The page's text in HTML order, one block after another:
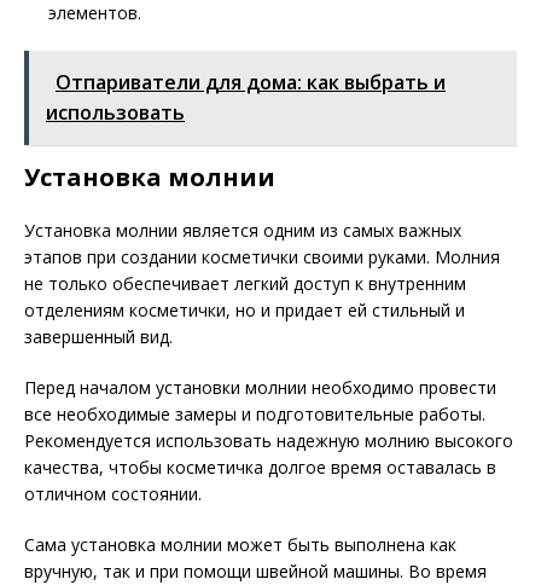
элементов.
Отпариватели для дома: как выбрать и
использовать
Установка молнии
Установка молнии является одним из самых важных
этапов при создании косметички своими руками. Молния
не только обеспечивает легкий доступ к внутренним
отделениям косметички, но и придает ей стильный и
завершенный вид.
Перед началом установки молнии необходимо провести
все необходимые замеры и подготовительные работы.
Рекомендуется использовать надежную молнию высокого
качества, чтобы косметичка долгое время оставалась в
отличном состоянии.
Сама установка молнии может быть выполнена как
вручную, так и при помощи швейной машины. Во время